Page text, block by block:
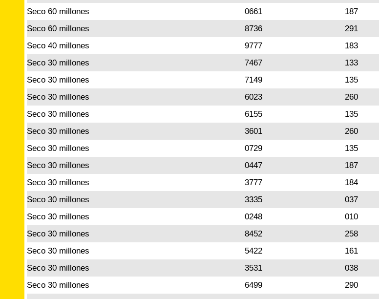
Seco 60 millones
0661
187
Seco 60 millones
8736
291
Seco 40 millones
9777
183
Seco 30 millones
7467
133
Seco 30 millones
7149
135
Seco 30 millones
6023
260
Seco 30 millones
6155
135
Seco 30 millones
3601
260
Seco 30 millones
0729
135
Seco 30 millones
0447
187
Seco 30 millones
3777
184
Seco 30 millones
3335
037
Seco 30 millones
0248
010
Seco 30 millones
8452
258
Seco 30 millones
5422
161
Seco 30 millones
3531
038
Seco 30 millones
6499
290